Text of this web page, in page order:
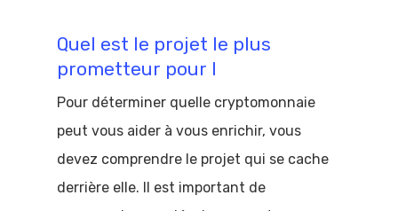
Quel est le projet le plus
prometteur pour l
Pour déterminer quelle cryptomonnaie
peut vous aider à vous enrichir, vous
devez comprendre le projet qui se cache
derrière elle. Il est important de